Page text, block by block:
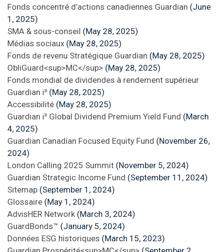
Fonds concentré d’actions canadiennes Guardian (June
1, 2025)
SMA & sous-conseil (May 28, 2025)
Médias sociaux (May 28, 2025)
Fonds de revenu Stratégique Guardian (May 28, 2025)
ObliGuard<sup>MC</sup> (May 28, 2025)
Fonds mondial de dividendes à rendement supérieur
Guardian i³ (May 28, 2025)
Accessibilité (May 28, 2025)
Guardian i³ Global Dividend Premium Yield Fund (March
4, 2025)
Guardian Canadian Focused Equity Fund (November 26,
2024)
London Calling 2025 Summit (November 5, 2024)
Guardian Strategic Income Fund (September 11, 2024)
Sitemap (September 1, 2024)
Glossaire (May 1, 2024)
AdvisHER Network (March 3, 2024)
GuardBonds™ (January 5, 2024)
Données ESG historiques (March 15, 2023)